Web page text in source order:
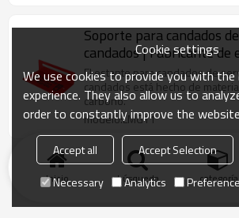
Soporte para candados
candados | Fabricante de
candado de acero
China
El estante para candados de
candados está hecho de
carbono.
modelo:LMG11
Inicio búsqueda categoría
Cookie settings
We use cookies to provide you with
experience. They also allow us to
order to constantly improve the
Accept all Accept Selection
Necessary
Analytics